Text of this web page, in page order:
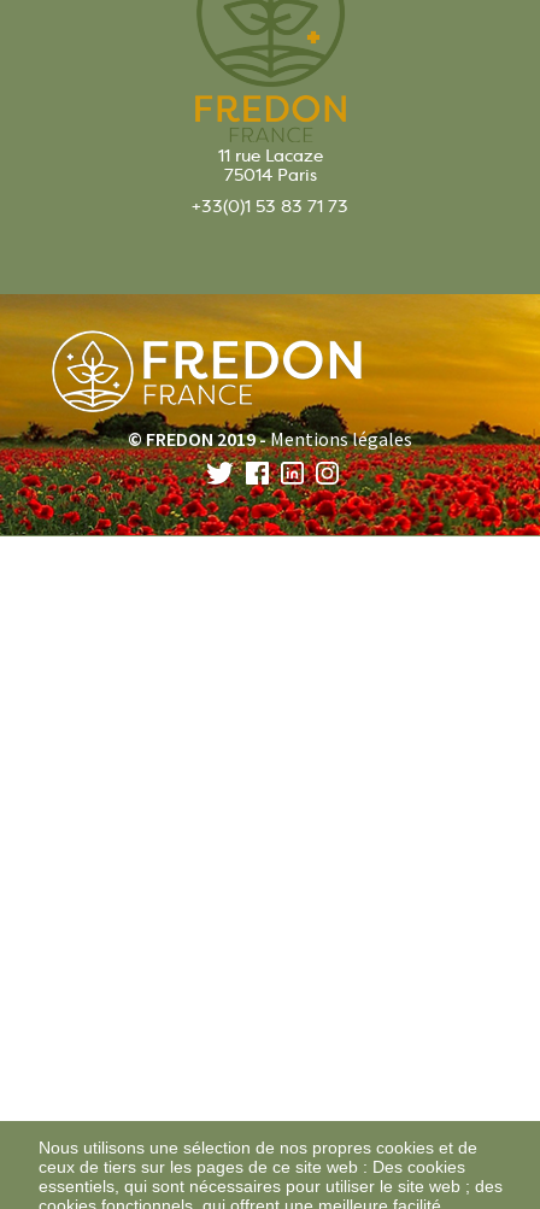
11 rue Lacaze
75014 Paris
+33(0)1 53 83 71 73
© FREDON 2019 -Mentions légales
Nous utilisons une sélection de nos propres cookies et de
ceux de tiers sur les pages de ce site web : Des cookies
essentiels, qui sont nécessaires pour utiliser le site web ; des